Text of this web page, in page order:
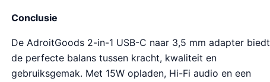
Conclusie
De AdroitGoods 2-in-1 USB-C naar 3,5 mm adapter biedt
de perfecte balans tussen kracht, kwaliteit en
gebruiksgemak. Met 15W opladen, Hi-Fi audio en een